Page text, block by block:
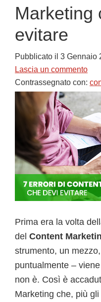
Marketing
evitare
Pubblicato il 3 Gennaio
Lascia un commento
Contrassegnato con:
Prima era la volta
del Content
strumento, un
puntualmente –
non è. Così è
Marketing che, più